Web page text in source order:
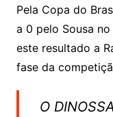
Pela Copa do
a 0 pelo Sousa
este resultado a
fase da
O